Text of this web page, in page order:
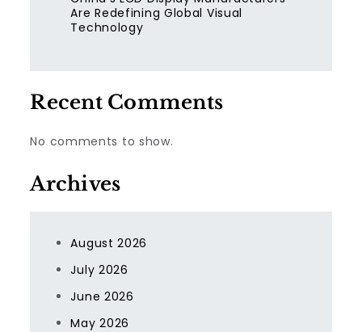
Are Redefining Global Visual
Technology
Recent Comments
No comments to show.
Archives
August 2026
July 2026
June 2026
May 2026